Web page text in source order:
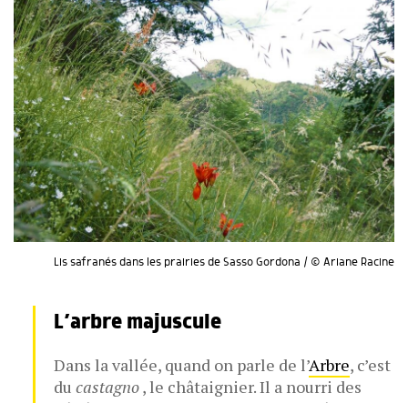
Lis safranés dans les prairies de Sasso Gordona / © Ariane Racine
L’arbre majuscule
Dans la vallée, quand on parle de l’Arbre, c’est
du castagno, le châtaignier. Il a nourri des